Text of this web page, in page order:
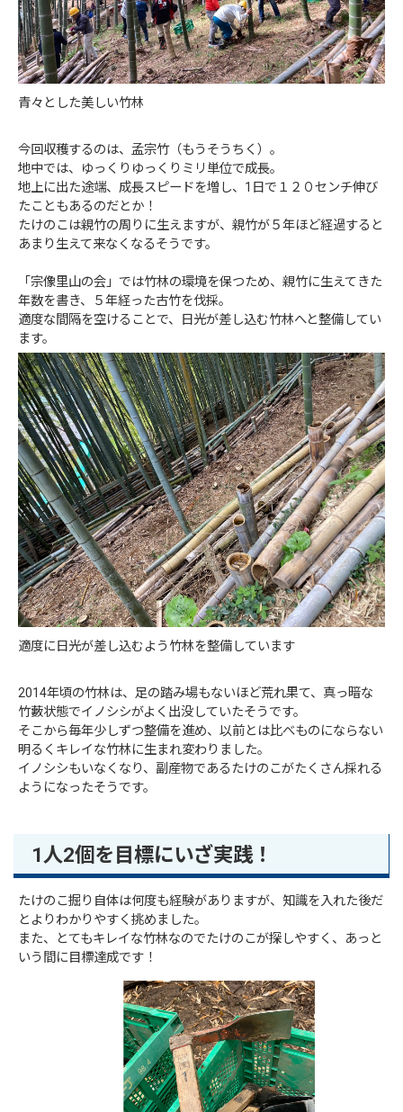
青々とした美しい竹林
今回収穫するのは、孟宗竹（もうそうちく）。
地中では、ゆっくりゆっくりミリ単位で成長。
地上に出た途端、成長スピードを増し、1日で１２０センチ伸び
たこともあるのだとか！
たけのこは親竹の周りに生えますが、親竹が５年ほど経過すると
あまり生えて来なくなるそうです。
「宗像里山の会」では竹林の環境を保つため、親竹に生えてきた
年数を書き、５年経った古竹を伐採。
適度な間隔を空けることで、日光が差し込む竹林へと整備してい
ます。
適度に日光が差し込むよう竹林を整備しています
2014年頃の竹林は、足の踏み場もないほど荒れ果て、真っ暗な
竹藪状態でイノシシがよく出没していたそうです。
そこから毎年少しずつ整備を進め、以前とは比べものにならない
明るくキレイな竹林に生まれ変わりました。
イノシシもいなくなり、副産物であるたけのこがたくさん採れる
ようになったそうです。
1人2個を目標にいざ実践！
たけのこ掘り自体は何度も経験がありますが、知識を入れた後だ
とよりわかりやすく挑めました。
また、とてもキレイな竹林なのでたけのこが探しやすく、あっと
いう間に目標達成です！